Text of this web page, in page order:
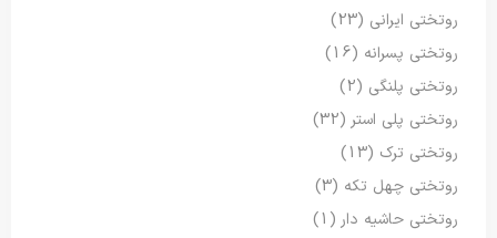
روتختی ایرانی (23)
روتختی پسرانه (16)
روتختی پلنگی (2)
روتختی پلی استر (32)
روتختی ترک (13)
روتختی چهل تکه (3)
روتختی حاشیه دار (1)